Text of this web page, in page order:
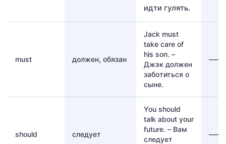
идти гулять.
must должен, обязан
Jack must
take care of
his son. –
Джэк должен
заботиться о
сыне.
should следует
You should
talk about your
future. – Вам
следует